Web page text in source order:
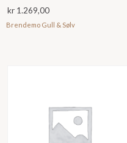
kr 1.269,00
Brendemo Gull & Sølv